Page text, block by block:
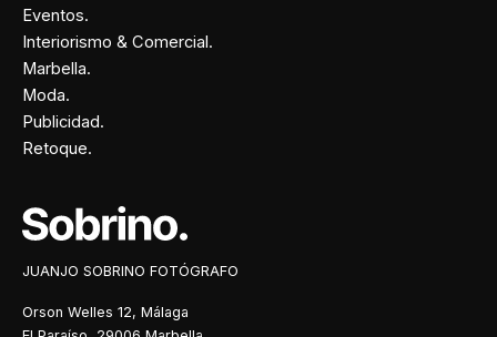
Eventos.
Interiorismo & Comercial.
Marbella.
Moda.
Publicidad.
Retoque.
JUANJO SOBRINO FOTÓGRAFO
Orson Welles 12, Málaga